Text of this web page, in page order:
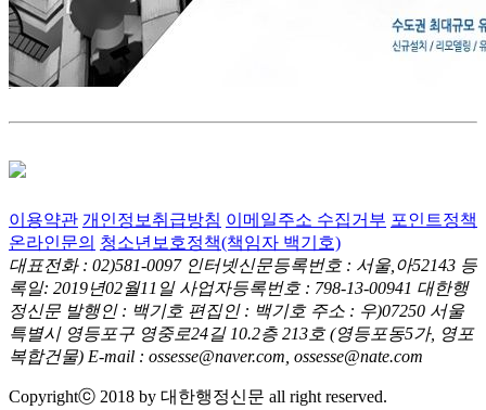
이용약관 개인정보취급방침 이메일주소 수집거부 포인트정책
온라인문의 청소년보호정책(책임자 백기호)
대표전화 : 02)581-0097 인터넷신문등록번호 : 서울,아52143 등
록일: 2019년02월11일 사업자등록번호 : 798-13-00941 대한행
정신문 발행인 : 백기호 편집인 : 백기호 주소 : 우)07250 서울
특별시 영등포구 영중로24길 10.2층 213호 (영등포동5가, 영포
복합건물) E-mail : ossesse@naver.com, ossesse@nate.com
Copyrightⓒ 2018 by 대한행정신문 all right reserved.